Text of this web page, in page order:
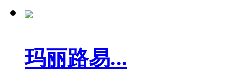
玛丽路易...